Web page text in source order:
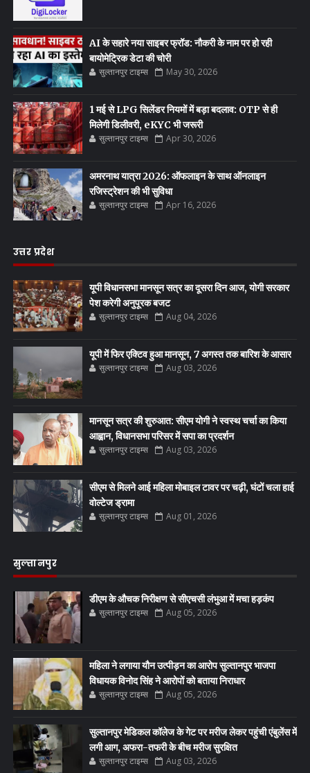
AI के सहारे नया साइबर फ्रॉड: नौकरी के नाम पर हो रही
बायोमेट्रिक डेटा की चोरी
सुल्तानपुर टाइम्स May 30, 2026
1 मई से LPG सिलेंडर नियमों में बड़ा बदलाव: OTP से ही
मिलेगी डिलीवरी, eKYC भी जरूरी
सुल्तानपुर टाइम्स Apr 30, 2026
अमरनाथ यात्रा 2026: ऑफलाइन के साथ ऑनलाइन
रजिस्ट्रेशन की भी सुविधा
सुल्तानपुर टाइम्स Apr 16, 2026
उत्तर प्रदेश
यूपी विधानसभा मानसून सत्र का दूसरा दिन आज, योगी सरकार
पेश करेगी अनुपूरक बजट
सुल्तानपुर टाइम्स Aug 04, 2026
यूपी में फिर एक्टिव हुआ मानसून, 7 अगस्त तक बारिश के आसार
सुल्तानपुर टाइम्स Aug 03, 2026
मानसून सत्र की शुरुआत: सीएम योगी ने स्वस्थ चर्चा का किया
आह्वान, विधानसभा परिसर में सपा का प्रदर्शन
सुल्तानपुर टाइम्स Aug 03, 2026
सीएम से मिलने आई महिला मोबाइल टावर पर चढ़ी, घंटों चला हाई
वोल्टेज ड्रामा
सुल्तानपुर टाइम्स Aug 01, 2026
सुल्तानपुर
डीएम के औचक निरीक्षण से सीएचसी लंभुआ में मचा हड़कंप
सुल्तानपुर टाइम्स Aug 05, 2026
महिला ने लगाया यौन उत्पीड़न का आरोप सुल्तानपुर भाजपा
विधायक विनोद सिंह ने आरोपों को बताया निराधार
सुल्तानपुर टाइम्स Aug 05, 2026
सुल्तानपुर मेडिकल कॉलेज के गेट पर मरीज लेकर पहुंची एंबुलेंस में
लगी आग, अफरा-तफरी के बीच मरीज सुरक्षित
सुल्तानपुर टाइम्स Aug 03, 2026